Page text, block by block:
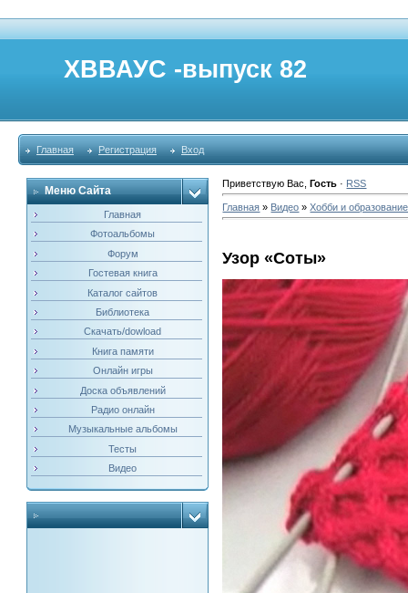
ХВВАУС -выпуск 82
Главная Регистрация Вход
Меню Сайта
Главная
Фотоальбомы
Форум
Гостевая книга
Каталог сайтов
Библиотека
Скачать/dowload
Книга памяти
Онлайн игры
Доска объявлений
Радио онлайн
Музыкальные альбомы
Тесты
Видео
Приветствую Вас ,Гость · RSS
Главная » Видео »Хобби и образование
Узор «Соты»